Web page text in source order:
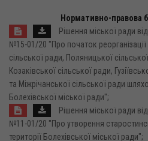
Нормативно-правова
Рішення міської ради
№15-01/20 "Про початок реорганізації
сільської ради, Поляницької
Козаківської сільської ради,
та Міжрічанської сільської ради
Болехівської міської ради";
Рішення міської ради
№11-01/20 "Про утворення
території Болехівської міської ради";